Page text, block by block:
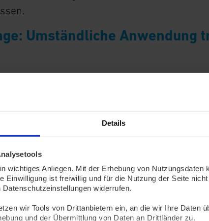
Details
wichtiges Anliegen. Mit der Erhebung von Nutzungsdaten
Einwilligung ist freiwillig und für die Nutzung der Seite
widerrufen.
wir Tools von Drittanbietern ein, an die wir Ihre Daten
und der Übermittlung von Daten an Drittländer zu.
Umständliche Anwendung
bereits seit Jahren. Alltagspendler:innen und
können attraktive Direktverbindungen
RE18 zwischen Aachen und Maastricht.
empfinden, liegt unter anderem auch
Eine Person, die mit Bus
unterwegs ist, braucht oftmals zwei
Preise. Das ID-Ticketing-Projekt